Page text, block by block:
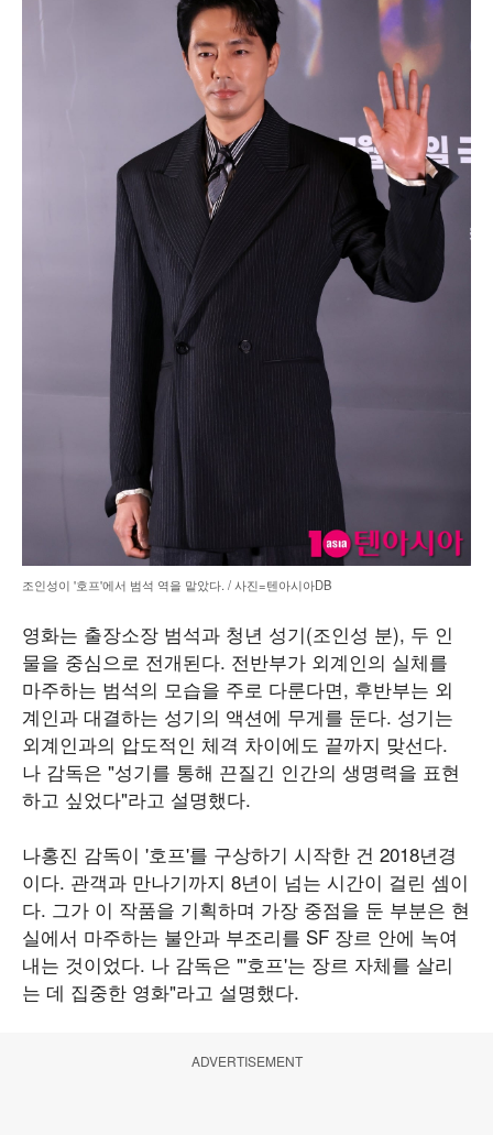
조인성이 '호프'에서 범석 역을 맡았다. / 사진=텐아시아DB
영화는 출장소장 범석과 청년 성기(조인성 분), 두 인
물을 중심으로 전개된다. 전반부가 외계인의 실체를
마주하는 범석의 모습을 주로 다룬다면, 후반부는 외
계인과 대결하는 성기의 액션에 무게를 둔다. 성기는
외계인과의 압도적인 체격 차이에도 끝까지 맞선다.
나 감독은 "성기를 통해 끈질긴 인간의 생명력을 표현
하고 싶었다"라고 설명했다.
나홍진 감독이 '호프'를 구상하기 시작한 건 2018년경
이다. 관객과 만나기까지 8년이 넘는 시간이 걸린 셈이
다. 그가 이 작품을 기획하며 가장 중점을 둔 부분은 현
실에서 마주하는 불안과 부조리를 SF 장르 안에 녹여
내는 것이었다. 나 감독은 "'호프'는 장르 자체를 살리
는 데 집중한 영화"라고 설명했다.
ADVERTISEMENT